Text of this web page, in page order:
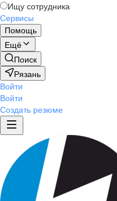
Ищу сотрудника
Сервисы
Помощь
Ещё
Поиск
Рязань
Войти
Войти
Создать резюме